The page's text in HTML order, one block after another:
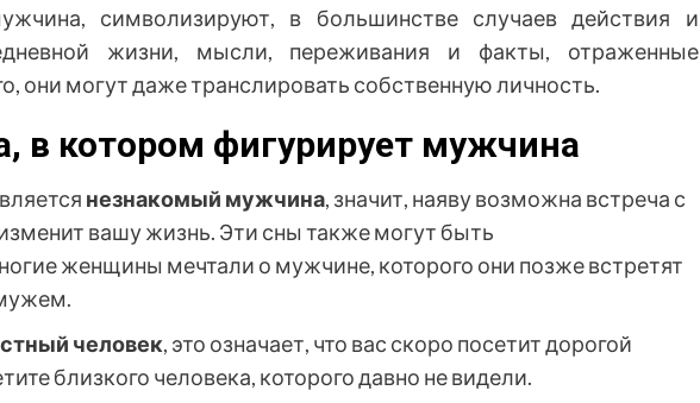
символизируют, в большинстве случаев действия и
жизни, мысли, переживания и факты, отраженные
они могут даже транслировать собственную личность.
в котором фигурирует мужчина
незнакомый мужчина, значит, наяву возможна встреча с
вашу жизнь. Эти сны также могут быть
женщины мечтали о мужчине, которого они позже встретят
человек, это означает, что вас скоро посетит дорогой
близкого человека, которого давно не видели.